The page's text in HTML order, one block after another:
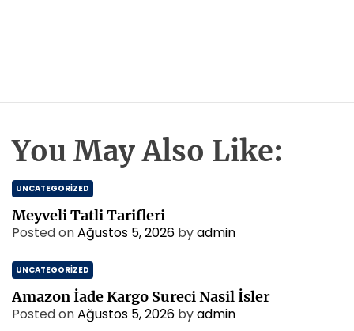
You May Also Like:
UNCATEGORIZED
Meyveli Tatli Tarifleri
Posted onAğustos 5, 2026 byadmin
UNCATEGORIZED
Amazon İade Kargo Sureci Nasil İsler
Posted onAğustos 5, 2026 byadmin